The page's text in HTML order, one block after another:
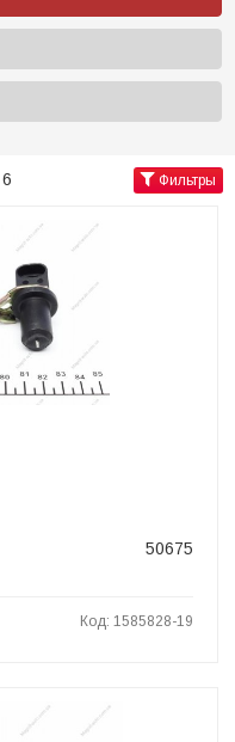
Фильтры
50675
Код: 1585828-19